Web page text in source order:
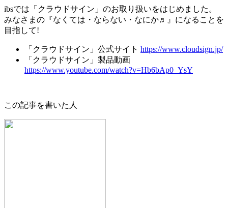
ibsでは「クラウドサイン」のお取り扱いをはじめました。
みなさまの『なくては・ならない・なにか♬』になることを
目指して!
「クラウドサイン」公式サイト https://www.cloudsign.jp/
「クラウドサイン」製品動画 ​
https://www.youtube.com/watch?v=Hb6bAp0_YsY
この記事を書いた人